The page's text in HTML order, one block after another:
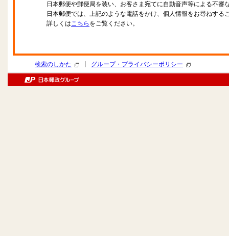
日本郵便や郵便局を装い、お客さま宛てに自動音声等による不審
日本郵便では、上記のような電話をかけ、個人情報をお尋ねする
詳しくはこちら をご覧ください。
検索のしかた グループ・プライバシーポリシー